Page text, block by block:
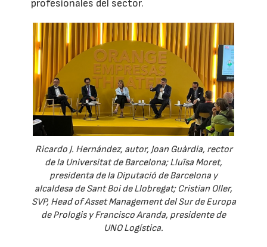
profesionales del sector.
Ricardo J. Hernández, autor, Joan Guàrdia, rector
de la Universitat de Barcelona; Lluïsa Moret,
presidenta de la Diputació de Barcelona y
alcaldesa de Sant Boi de Llobregat; Cristian Oller,
SVP, Head of Asset Management del Sur de Europa
de Prologis y Francisco Aranda, presidente de
UNO Logística.